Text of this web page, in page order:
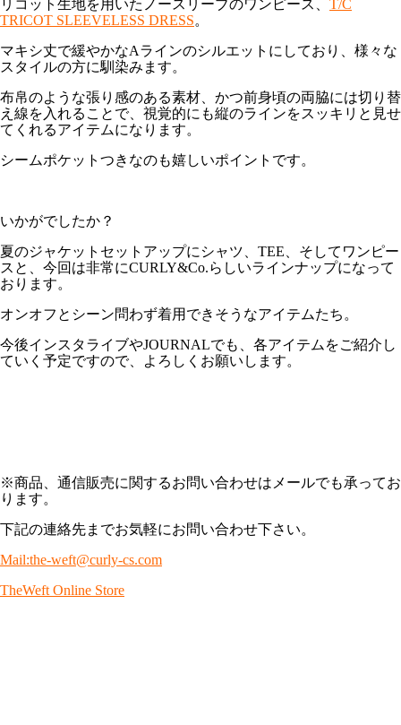
リコット生地を用いたノースリーブのワンピース、 T/C
TRICOT SLEEVELESS DRESS。
マキシ丈で緩やかなAラインのシルエットにしており、様々な
スタイルの方に馴染みます。
布帛のような張り感のある素材、かつ前身頃の両脇には切り替
え線を入れることで、視覚的にも縦のラインをスッキリと見せ
てくれるアイテムになります。
シームポケットつきなのも嬉しいポイントです。
いかがでしたか？
夏のジャケットセットアップにシャツ、TEE、そしてワンピー
スと、今回は非常にCURLY&Co.らしいラインナップになって
おります。
オンオフとシーン問わず着用できそうなアイテムたち。
今後インスタライブやJOURNALでも、各アイテムをご紹介し
ていく予定ですので、よろしくお願いします。
※商品、通信販売に関するお問い合わせはメールでも承ってお
ります。
下記の連絡先までお気軽にお問い合わせ下さい。
Mail:the-weft@curly-cs.com
TheWeft Online Store